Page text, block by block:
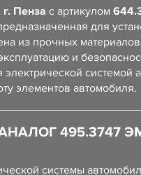
Пенза с артикулом
для
из прочных
и
системой
элементов автомобиля.
495.3747
системы